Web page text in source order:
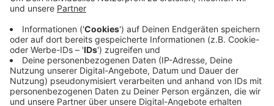
die Besucher an diversen Veranstaltungen wie der
Crazy Bootsparade oder Stand-Up-Paddeling
teilnehmen, bevor Samstag Abend das
traditionelle Feuerwerk über dem Rursee ansteht.
Veröffentlicht:Freitag, 01.07.2022 17:13